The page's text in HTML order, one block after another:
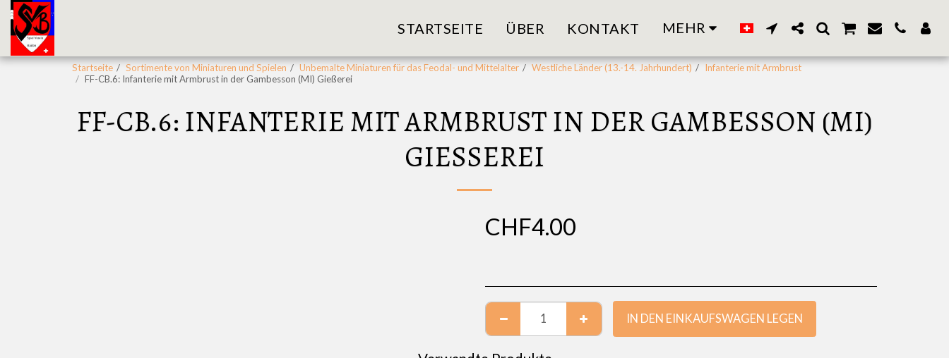
STARTSEITE ÜBER KONTAKT MEHR
Startseite Sortimente von Miniaturen und Spielen Unbemalte Miniaturen für das Feodal- und Mittelalter Westliche Länder (13.-14. Jahrhundert)
Infanterie mit Armbrust
FF-CB.6: Infanterie mit Armbrust in der Gambesson (MI) Gießerei
FF-CB.6: INFANTERIE MIT ARMBRUST IN DER GAMBESSON (MI)
GIESSEREI
CHF4.00
IN DEN EINKAUFSWAGEN LEGEN